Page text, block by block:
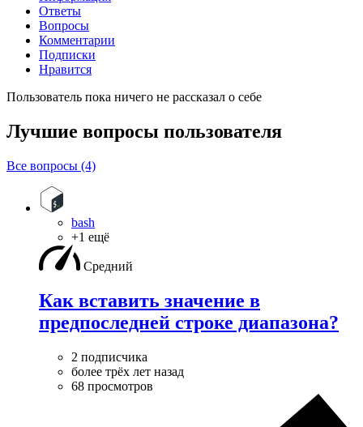
Ответы
Вопросы
Комментарии
Подписки
Нравится
Пользователь пока ничего не рассказал о себе
Лучшие вопросы пользователя
Все вопросы (4)
bash
+1 ещё
Средний
Как вставить значение в
предпоследней строке диапазона?
2 подписчика
более трёх лет назад
68 просмотров